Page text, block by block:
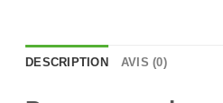
DESCRIPTION AVIS (0)